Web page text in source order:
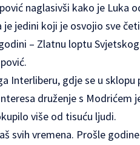
naglasivši kako je Luka
jedini koji je osvojio sve
– Zlatnu loptu
Interliberu, gdje se u sklopu
druženje s Modrićem
više od tisuću ljudi.
svih vremena. Prošle